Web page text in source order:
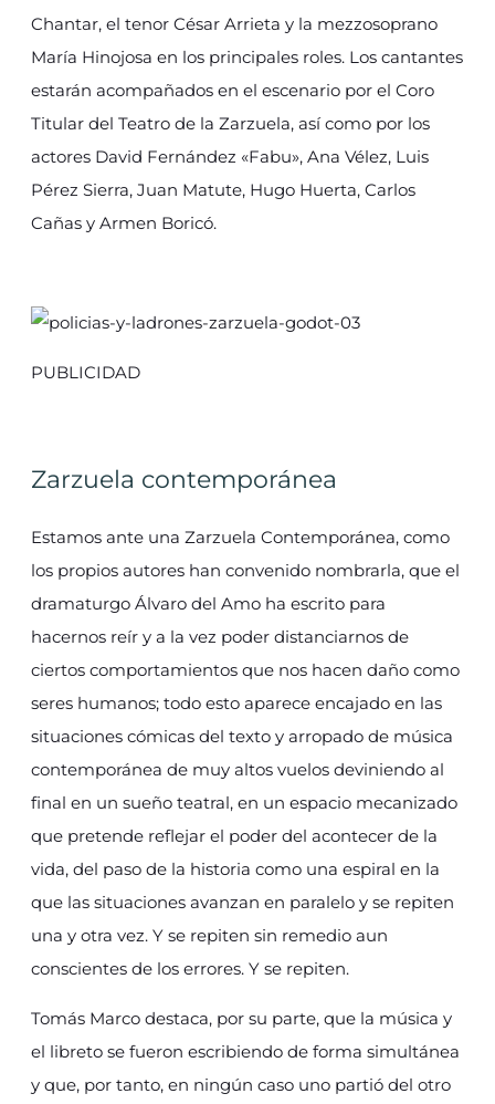
Chantar, el tenor César Arrieta y la mezzosoprano
María Hinojosa en los principales roles. Los cantantes
estarán acompañados en el escenario por el Coro
Titular del Teatro de la Zarzuela, así como por los
actores David Fernández «Fabu», Ana Vélez, Luis
Pérez Sierra, Juan Matute, Hugo Huerta, Carlos
Cañas y Armen Boricó.
PUBLICIDAD
Zarzuela contemporánea
Estamos ante una Zarzuela Contemporánea, como
los propios autores han convenido nombrarla, que el
dramaturgo Álvaro del Amo ha escrito para
hacernos reír y a la vez poder distanciarnos de
ciertos comportamientos que nos hacen daño como
seres humanos; todo esto aparece encajado en las
situaciones cómicas del texto y arropado de música
contemporánea de muy altos vuelos deviniendo al
final en un sueño teatral, en un espacio mecanizado
que pretende reflejar el poder del acontecer de la
vida, del paso de la historia como una espiral en la
que las situaciones avanzan en paralelo y se repiten
una y otra vez. Y se repiten sin remedio aun
conscientes de los errores. Y se repiten.
Tomás Marco destaca, por su parte, que la música y
el libreto se fueron escribiendo de forma simultánea
y que, por tanto, en ningún caso uno partió del otro